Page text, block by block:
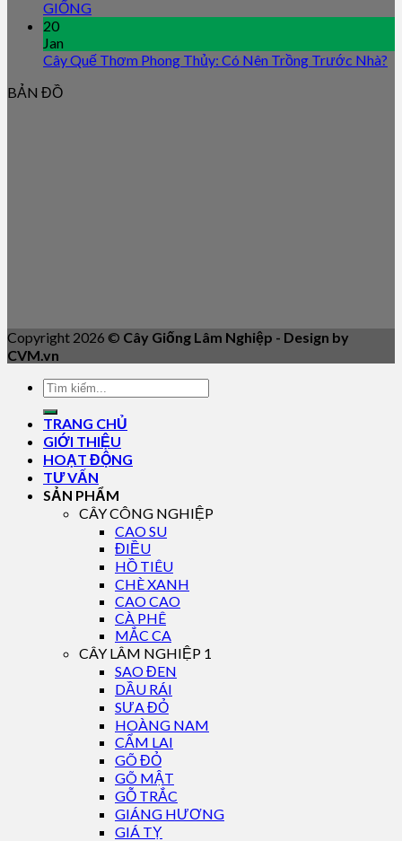
GIỐNG
20
Jan
Cây Quế Thơm Phong Thủy: Có Nên Trồng Trước Nhà?
BẢN ĐỒ
Copyright 2026 © Cây Giống Lâm Nghiệp - Design by
CVM.vn
TRANG CHỦ
GIỚI THIỆU
HOẠT ĐỘNG
TƯ VẤN
SẢN PHẨM
CÂY CÔNG NGHIỆP
CAO SU
ĐIỀU
HỒ TIÊU
CHÈ XANH
CAO CAO
CÀ PHÊ
MẮC CA
CÂY LÂM NGHIỆP 1
SAO ĐEN
DẦU RÁI
SƯA ĐỎ
HOÀNG NAM
CẨM LAI
GÕ ĐỎ
GÕ MẬT
GỖ TRẮC
GIÁNG HƯƠNG
GIÁ TỴ